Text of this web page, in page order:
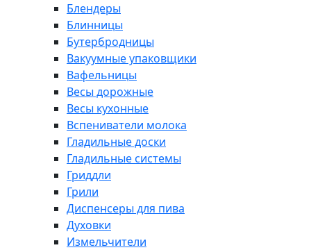
Блендеры
Блинницы
Бутербродницы
Вакуумные упаковщики
Вафельницы
Весы дорожные
Весы кухонные
Вспениватели молока
Гладильные доски
Гладильные системы
Гриддли
Грили
Диспенсеры для пива
Духовки
Измельчители